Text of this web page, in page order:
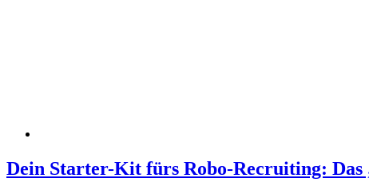
Dein Starter-Kit fürs Robo-Recruiting: